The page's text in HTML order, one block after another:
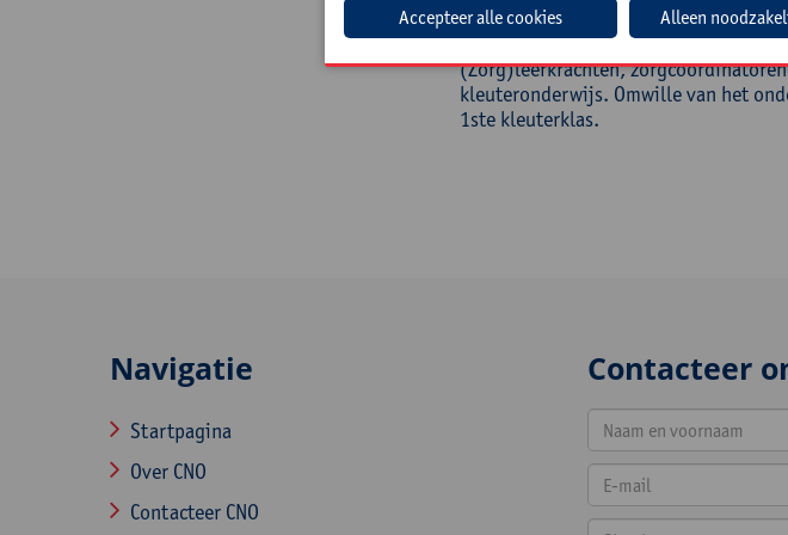
Doelgroep
(Zorg)leerkrachten,
kleuteronderwijs. Omwille van het
1ste kleuterklas.
Navigatie
Startpagina
Over CNO
Contacteer CNO
Contacteer